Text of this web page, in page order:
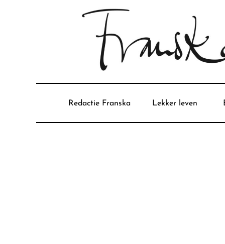
Redactie Franska Lekker leven